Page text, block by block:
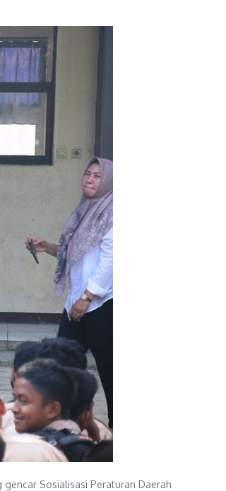
Sosialisasi Peraturan Daerah